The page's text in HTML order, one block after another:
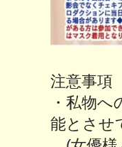
注意事項
・私物
能とさせ